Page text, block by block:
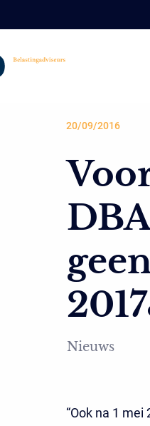
20/09/2016
Nieuws
“Ook na 1